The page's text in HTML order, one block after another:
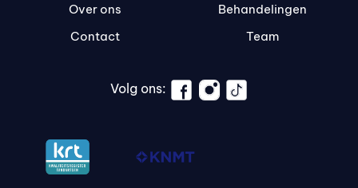
Over ons
Contact
Behandelingen
Team
Volg ons: